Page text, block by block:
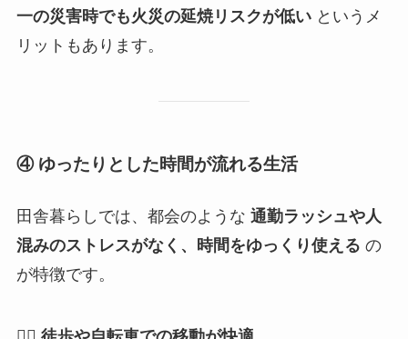
一の災害時でも火災の延焼リスクが低いというメ
リットもあります。
④ ゆったりとした時間が流れる生活
田舎暮らしでは、都会のような 通勤ラッシュや人
混みのストレスがなく、時間をゆっくり使える の
が特徴です。